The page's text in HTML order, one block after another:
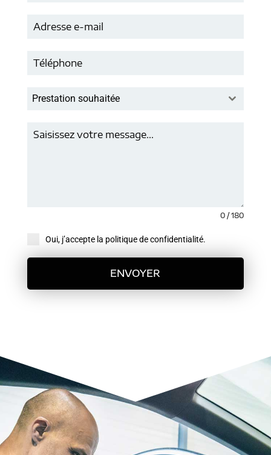
Prestation souhaitée
0 / 180
Oui, j’accepte la politique de confidentialité.
ENVOYER